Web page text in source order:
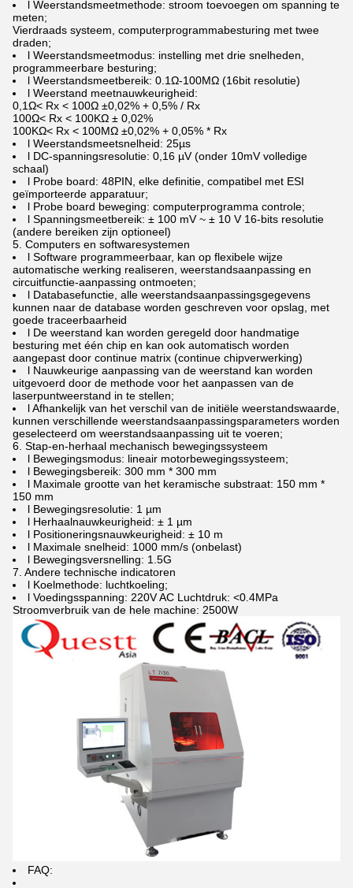
l Weerstandsmeetmethode: stroom toevoegen om spanning te
meten;
Vierdraads systeem, computerprogrammabesturing met twee
draden;
l Weerstandsmeetmodus: instelling met drie snelheden,
programmeerbare besturing;
l Weerstandsmeetbereik: 0.1Ω-100MΩ (16bit resolutie)
l Weerstand meetnauwkeurigheid:
0,1Ω< Rx < 100Ω ±0,02% + 0,5% / Rx
100Ω< Rx < 100KΩ ± 0,02%
100KΩ< Rx < 100MΩ ±0,02% + 0,05% * Rx
l Weerstandsmeetsnelheid: 25µs
l DC-spanningsresolutie: 0,16 µV (onder 10mV volledige
schaal)
l Probe board: 48PIN, elke definitie, compatibel met ESI
geïmporteerde apparatuur;
l Probe board beweging: computerprogramma controle;
l Spanningsmeetbereik: ± 100 mV ~ ± 10 V 16-bits resolutie
(andere bereiken zijn optioneel)
5. Computers en softwaresystemen
l Software programmeerbaar, kan op flexibele wijze
automatische werking realiseren, weerstandsaanpassing en
circuitfunctie-aanpassing ontmoeten;
l Databasefunctie, alle weerstandsaanpassingsgegevens
kunnen naar de database worden geschreven voor opslag, met
goede traceerbaarheid
l De weerstand kan worden geregeld door handmatige
besturing met één chip en kan ook automatisch worden
aangepast door continue matrix (continue chipverwerking)
l Nauwkeurige aanpassing van de weerstand kan worden
uitgevoerd door de methode voor het aanpassen van de
laserpuntweerstand in te stellen;
l Afhankelijk van het verschil van de initiële weerstandswaarde,
kunnen verschillende weerstandsaanpassingsparameters worden
geselecteerd om weerstandsaanpassing uit te voeren;
6. Stap-en-herhaal mechanisch bewegingssysteem
l Bewegingsmodus: lineair motorbewegingssysteem;
l Bewegingsbereik: 300 mm * 300 mm
l Maximale grootte van het keramische substraat: 150 mm *
150 mm
l Bewegingsresolutie: 1 µm
l Herhaalnauwkeurigheid: ± 1 µm
l Positioneringsnauwkeurigheid: ± 10 m
l Maximale snelheid: 1000 mm/s (onbelast)
l Bewegingsversnelling: 1.5G
7. Andere technische indicatoren
l Koelmethode: luchtkoeling;
l Voedingsspanning: 220V AC Luchtdruk: <0.4MPa
Stroomverbruik van de hele machine: 2500W
FAQ: